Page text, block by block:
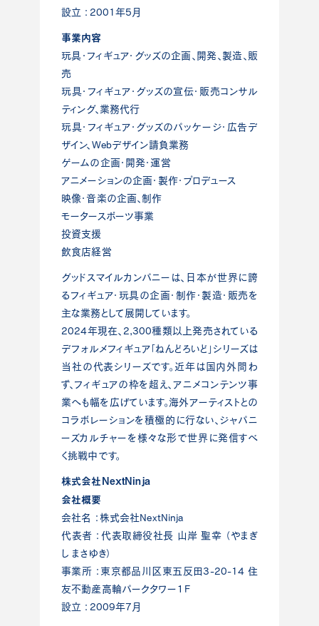
設立 ：2001年5月
事業内容
玩具・フィギュア・グッズの企画、開発、製造、販
売
玩具・フィギュア・グッズの宣伝・販売コンサル
ティング、業務代行
玩具・フィギュア・グッズのパッケージ・広告デ
ザイン、Webデザイン請負業務
ゲームの企画・開発・運営
アニメーションの企画・製作・プロデュース
映像・音楽の企画、制作
モータースポーツ事業
投資支援
飲食店経営
グッドスマイルカンパニーは、日本が世界に誇
るフィギュア・玩具の企画・制作・製造・販売を
主な業務として展開しています。
2024年現在、2,300種類以上発売されている
デフォルメフィギュア「ねんどろいど」シリーズは
当社の代表シリーズです。近年は国内外問わ
ず、フィギュアの枠を超え、アニメコンテンツ事
業へも幅を広げています。海外アーティストとの
コラボレーションを積極的に行ない、ジャパニ
ーズカルチャーを様々な形で世界に発信すべ
く挑戦中です。
株式会社NextNinja
会社概要
会社名 ：株式会社NextNinja
代表者 ：代表取締役社長 山岸 聖幸 （やまぎ
し まさゆき）
事業所 ：東京都品川区東五反田3-20-14 住
友不動産高輪パークタワー１F
設立 ：2009年7月